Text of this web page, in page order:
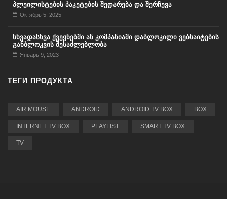
პლეილისტების პაკეტების შედარება და შერჩევა
Октябрь 5, 2025
სხვადასხვა ქვეყნებში ან კომპანიაში დაბლოკილი ვებსაიტების
განბლოკვის შესაძლებლობა
Январь 9, 2023
ТЕГИ ПРОДУКТА
AIR MOUSE ANDROID ANDROID TV BOX BOX
INTERNET TV BOX PLAYLIST SMART TV BOX
TV